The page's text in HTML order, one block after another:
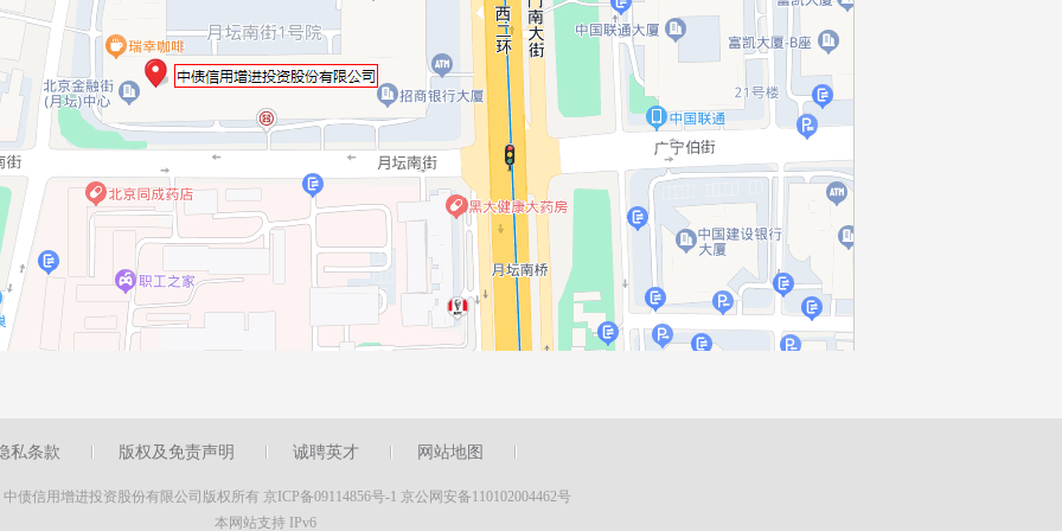
私条款 版权及免责声明 诚聘英才 网站地图
中债信用增进投资股份有限公司版权所有 京ICP备09114856号-1 京公网安备110102004462号
本网站支持 IPv6